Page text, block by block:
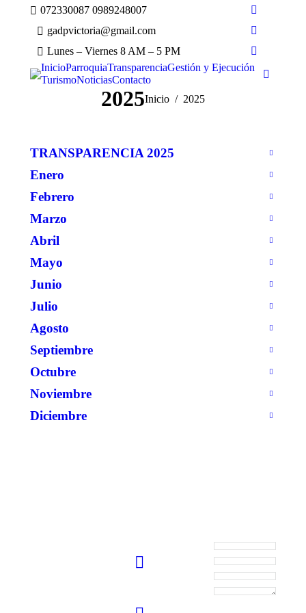
072330087 0989248007
gadpvictoria@gmail.com
Lunes – Viernes 8 AM – 5 PM
Facebook
Instagram
Tumblr
InicioParroquiaTransparenciaGestión y Ejecución
TurismoNoticiasContacto
Buscar:
2025Estás aquí:
Inicio 2025
TRANSPARENCIA 2025
Enero
Febrero
Marzo
Abril
Mayo
Junio
Julio
Agosto
Septiembre
Octubre
Noviembre
Diciembre